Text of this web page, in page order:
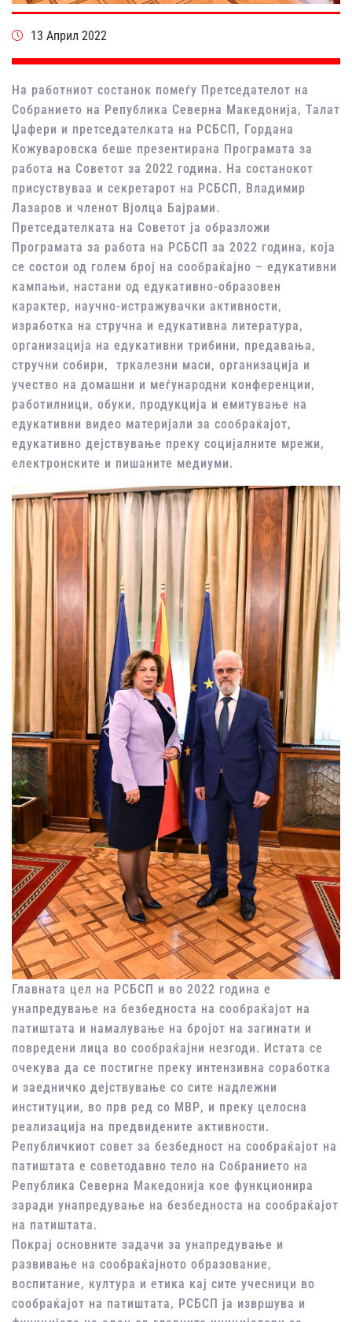
13 Април 2022
На работниот состанок помеѓу Претседателот на
Собранието на Република Северна Македонија, Талат
Џафери и претседателката на РСБСП, Гордана
Кожуваровска беше презентирана Програмата за
работа на Советот за 2022 година. На состанокот
присуствуваа и секретарот на РСБСП, Владимир
Лазаров и членот Вјолца Бајрами.
Претседателката на Советот ја образложи
Програмата за работа на РСБСП за 2022 година, која
се состои од голем број на сообраќајно – едукативни
кампањи, настани од едукативно-образовен
карактер, научно-истражувачки активности,
изработка на стручна и едукативна литература,
организација на едукативни трибини, предавања,
стручни собири, тркалезни маси, организација и
учество на домашни и меѓународни конференции,
работилници, обуки, продукција и емитување на
едукативни видео материјали за сообраќајот,
едукативно дејствување преку социјалните мрежи,
електронските и пишаните медиуми.
Главната цел на РСБСП и во 2022 година е
унапредување на безбедноста на сообраќајот на
патиштата и намалување на бројот на загинати и
повредени лица во сообраќајни незгоди. Истата се
очекува да се постигне преку интензивна соработка
и заедничко дејствување со сите надлежни
институции, во прв ред со МВР, и преку целосна
реализација на предвидените активности.
Републичкиот совет за безбедност на сообраќајот на
патиштата е советодавно тело на Собранието на
Република Северна Македонија кое функционира
заради унапредување на безбедноста на сообраќајот
на патиштата.
Покрај основните задачи за унапредување и
развивање на сообраќајното образование,
воспитание, култура и етика кај сите учесници во
сообраќајот на патиштата, РСБСП ја извршува и